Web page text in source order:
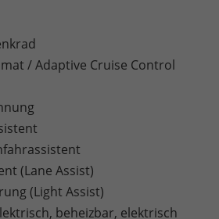
/ Adaptive Cruise Control
(Lane Assist)
(Light Assist)
beheizbar, elektrisch